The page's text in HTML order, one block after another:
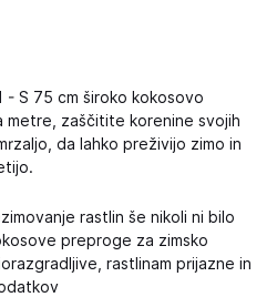
- S 75 cm široko kokosovo
metre, zaščitite korenine svojih
da lahko preživijo zimo in
rastlin še nikoli ni bilo
preproge za zimsko
rastlinam prijazne in